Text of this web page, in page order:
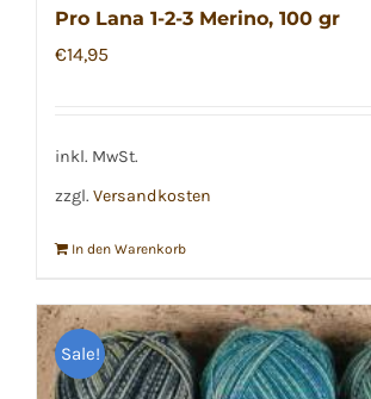
Pro Lana 1-2-3 Merino, 100 gr
€14,95
inkl. MwSt.
zzgl. Versandkosten
In den Warenkorb
Sale!